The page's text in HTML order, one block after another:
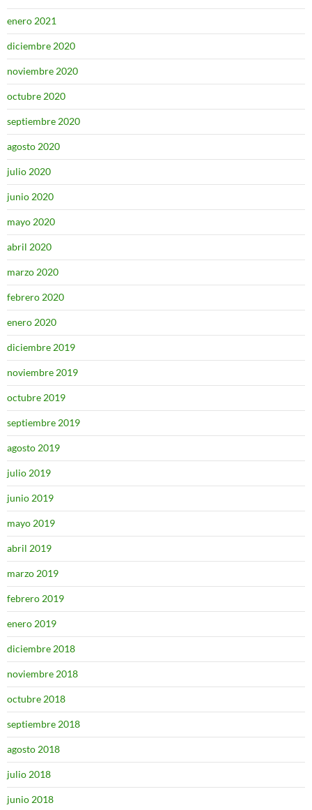
enero 2021
diciembre 2020
noviembre 2020
octubre 2020
septiembre 2020
agosto 2020
julio 2020
junio 2020
mayo 2020
abril 2020
marzo 2020
febrero 2020
enero 2020
diciembre 2019
noviembre 2019
octubre 2019
septiembre 2019
agosto 2019
julio 2019
junio 2019
mayo 2019
abril 2019
marzo 2019
febrero 2019
enero 2019
diciembre 2018
noviembre 2018
octubre 2018
septiembre 2018
agosto 2018
julio 2018
junio 2018